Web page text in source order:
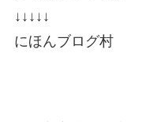
↓↓↓↓↓
にほんブログ村